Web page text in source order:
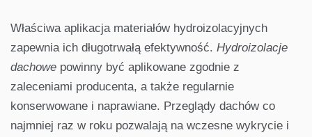
Właściwa aplikacja materiałów hydroizolacyjnych
zapewnia ich długotrwałą efektywność. Hydroizolacje
dachowe powinny być aplikowane zgodnie z
zaleceniami producenta, a także regularnie
konserwowane i naprawiane. Przeglądy dachów co
najmniej raz w roku pozwalają na wczesne wykrycie i